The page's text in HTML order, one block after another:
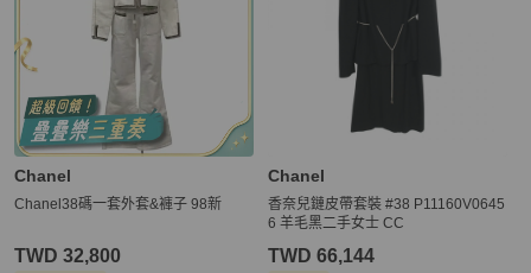
Chanel
Chanel38碼一套外套&褲子 98新
TWD 32,800
Chanel
香奈兒鏈皮帶套裝 #38 P11160V0645
6 羊毛黑二手女士 CC
TWD 66,144